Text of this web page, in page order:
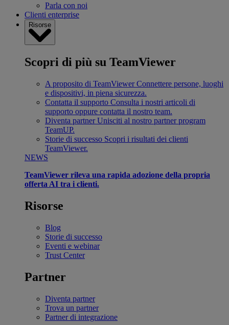
Parla con noi
Clienti enterprise
Risorse
Scopri di più su TeamViewer
A proposito di TeamViewer Connettere persone, luoghi
e dispositivi, in piena sicurezza.
Contatta il supporto Consulta i nostri articoli di
supporto oppure contatta il nostro team.
Diventa partner Unisciti al nostro partner program
TeamUP.
Storie di successo Scopri i risultati dei clienti
TeamViewer.
NEWS
TeamViewer rileva una rapida adozione della propria
offerta AI tra i clienti.
Risorse
Blog
Storie di successo
Eventi e webinar
Trust Center
Partner
Diventa partner
Trova un partner
Partner di integrazione